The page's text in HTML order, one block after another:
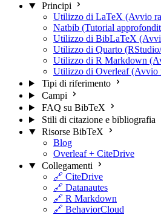
Principi
Utilizzo di LaTeX (Avvio
Natbib (Tutorial
Utilizzo di BibLaTeX
Utilizzo di Quarto
Utilizzo di R Markdown
Utilizzo di Overleaf (Avvio
Tipi di riferimento
Campi
FAQ su BibTeX
Stili di citazione e bibliografia
Risorse BibTeX
Blog
Overleaf + CiteDrive
Collegamenti
🔗 CiteDrive
🔗 Datanautes
🔗 R Markdown
🔗 BehaviorCloud